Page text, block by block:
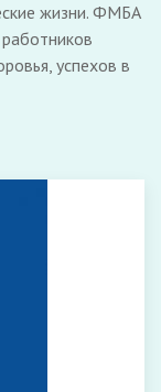
жизни. ФМБА
успехов в